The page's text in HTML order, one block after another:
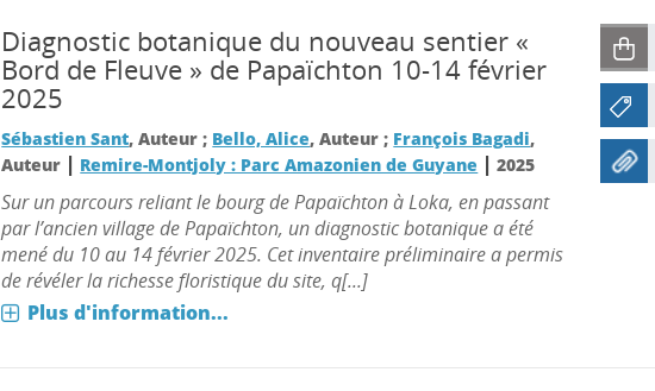
Diagnostic botanique du nouveau sentier «
Bord de Fleuve » de Papaïchton 10-14 février
2025
Sébastien Sant, Auteur ; Bello, Alice, Auteur ; François Bagadi,
Auteur | Remire-Montjoly : Parc Amazonien de Guyane |2025
Sur un parcours reliant le bourg de Papaïchton à Loka, en passant
par l’ancien village de Papaïchton, un diagnostic botanique a été
mené du 10 au 14 février 2025. Cet inventaire préliminaire a permis
de révéler la richesse floristique du site, q[...]
Plus d'information...